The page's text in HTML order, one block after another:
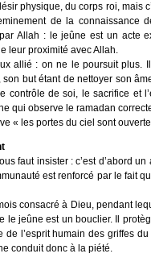
physique, du corps roi, mais
de la
Allah : le jeûne est un acte
leur proximité avec Allah.
allié : on ne le poursuit plus.
but étant de nettoyer son
contrôle de soi, le sacrifice et
qui observe le ramadan
« les portes du ciel sont
faut insister : c’est d’abord
est renforcé par le fait
consacré à Dieu, pendant
le jeûne est un bouclier. Il
de l’esprit humain des griffes
conduit donc à la piété.